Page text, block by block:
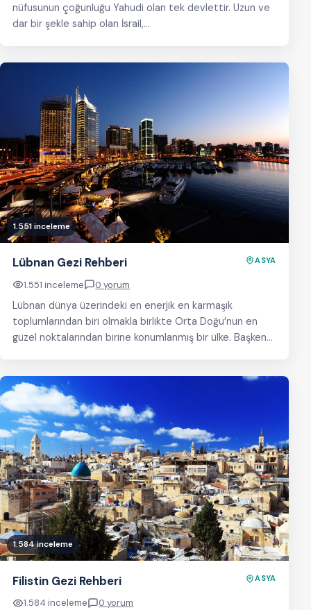
nüfusunun çoğunluğu Yahudi olan tek devlettir. Uzun ve
dar bir şekle sahip olan İsrail,…
1.551 inceleme
Lübnan Gezi Rehberi ASYA
1.551 inceleme 0 yorum
Lübnan dünya üzerindeki en enerjik en karmaşık
toplumlarından biri olmakla birlikte Orta Doğu’nun en
güzel noktalarından birine konumlanmış bir ülke. Başkenti
1.584 inceleme
Filistin Gezi Rehberi ASYA
1.584 inceleme 0 yorum